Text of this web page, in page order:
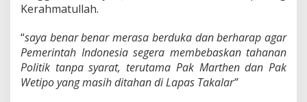
Kerahmatullah.
“saya benar benar merasa berduka dan berharap agar
Pemerintah Indonesia segera membebaskan tahanan
Politik tanpa syarat, terutama Pak Marthen dan Pak
Wetipo yang masih ditahan di Lapas Takalar”